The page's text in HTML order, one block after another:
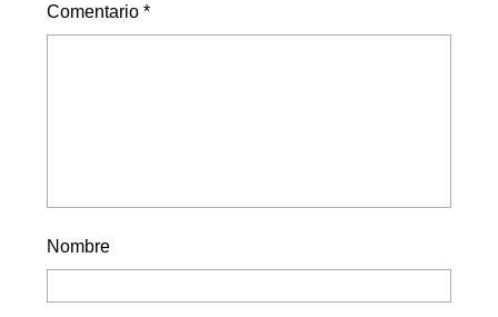
Comentario*
Nombre